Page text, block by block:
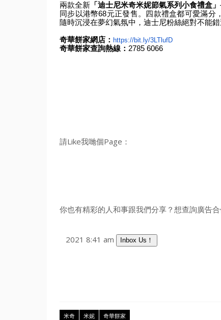
兩款全新 「迪士尼米奇米妮節氣系列小食禮盒」
同步以港幣68元正發售。四款禮盒都可愛滿分
隨時沉浸在夢幻氣氛中， 迪士尼粉絲絕對不能錯
奇華餅家網店： https://bit.ly/3LTlufD
奇華餅家查詢熱線： 2785 6066
請Like我哋個Page：
你也有精彩的人和事跟我們分享？想查詢廣告
2021 8:41 am Inbox Us！
米奇 米妮 奇華餅家